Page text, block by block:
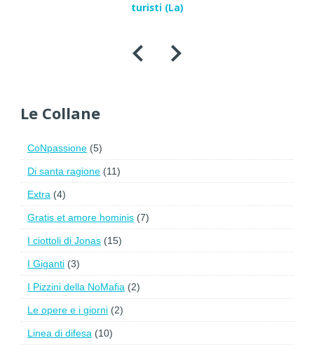
turisti (La)
Le Collane
CoNpassione (5)
Di santa ragione (11)
Extra (4)
Gratis et amore hominis (7)
I ciottoli di Jonas (15)
I Giganti (3)
I Pizzini della NoMafia (2)
Le opere e i giorni (2)
Linea di difesa (10)